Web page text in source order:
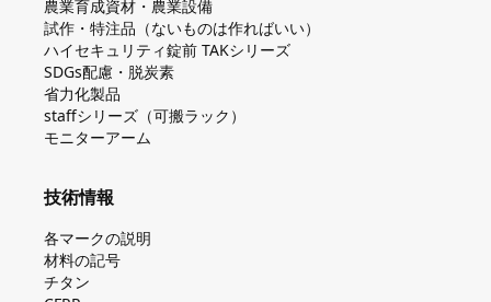
農業育成資材・農業設備
試作・特注品（ないものは作ればいい）
ハイセキュリティ錠前 TAKシリーズ
SDGs配慮・脱炭素
省力化製品
staffシリーズ（可搬ラック）
モニターアーム
技術情報
各マークの説明
材料の記号
チタン